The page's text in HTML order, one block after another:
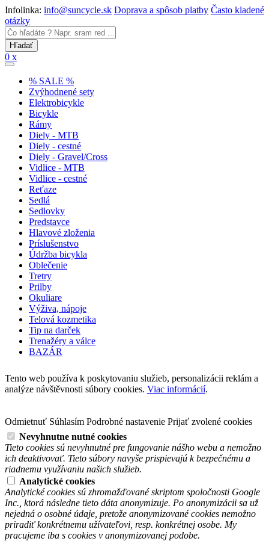
Infolinka: info@suncycle.sk Doprava a spôsob platby Často kladené
otázky
0 x
% SALE %
Zvýhodnené sety
Elektrobicykle
Bicykle
Rámy
Diely - MTB
Diely - cestné
Diely - Gravel/Cross
Vidlice - MTB
Vidlice - cestné
Reťaze
Sedlá
Sedlovky
Predstavce
Hlavové zloženia
Príslušenstvo
Údržba bicykla
Oblečenie
Tretry
Prilby
Okuliare
Výživa, nápoje
Telová kozmetika
Tip na darček
Trenažéry a válce
BAZÁR
Tento web používa k poskytovaniu služieb, personalizácii reklám a
analýze návštěvnosti súbory cookies. Viac informácií.
Odmietnuť Súhlasím Podrobné nastavenie Prijať zvolené cookies
Nevyhnutne nutné cookies
Tieto cookies sú nevyhnutné pre fungovanie nášho webu a nemožno
ich deaktivovať. Tieto súbory navyše prispievajú k bezpečnému a
riadnemu využívaniu našich služieb.
Analytické cookies
Analytické cookies sú zhromažďované skriptom spoločnosti Google
Inc., ktorá následne tieto dáta anonymizuje. Po anonymizácii sa už
nejedná o osobné údaje, pretože anonymizované cookies nemožno
priradiť konkrétnemu užívateľovi, resp. konkrétnej osobe. My
pracujeme iba s cookies v anonymizovanej podobe.